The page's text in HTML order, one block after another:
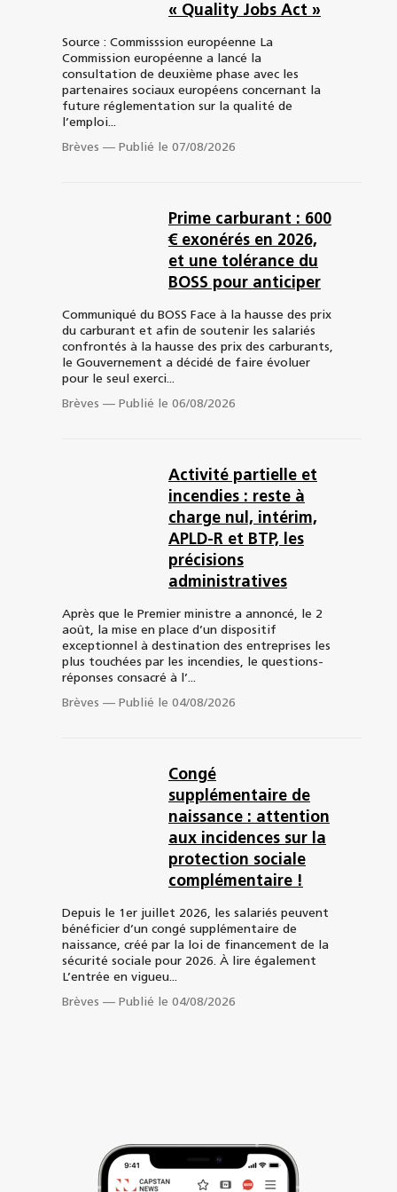
« Quality Jobs Act »
Source : Commisssion européenne La
Commission européenne a lancé la
consultation de deuxième phase avec les
partenaires sociaux européens concernant la
future réglementation sur la qualité de
l’emploi...
Brèves — Publié le 07/08/2026
Prime carburant : 600
€ exonérés en 2026,
et une tolérance du
BOSS pour anticiper
Communiqué du BOSS Face à la hausse des prix
du carburant et afin de soutenir les salariés
confrontés à la hausse des prix des carburants,
le Gouvernement a décidé de faire évoluer
pour le seul exerci...
Brèves — Publié le 06/08/2026
Activité partielle et
incendies : reste à
charge nul, intérim,
APLD-R et BTP, les
précisions
administratives
Après que le Premier ministre a annoncé, le 2
août, la mise en place d’un dispositif
exceptionnel à destination des entreprises les
plus touchées par les incendies, le questions-
réponses consacré à l’...
Brèves — Publié le 04/08/2026
Congé
supplémentaire de
naissance : attention
aux incidences sur la
protection sociale
complémentaire !
Depuis le 1er juillet 2026, les salariés peuvent
bénéficier d’un congé supplémentaire de
naissance, créé par la loi de financement de la
sécurité sociale pour 2026. À lire également
L’entrée en vigueu...
Brèves — Publié le 04/08/2026